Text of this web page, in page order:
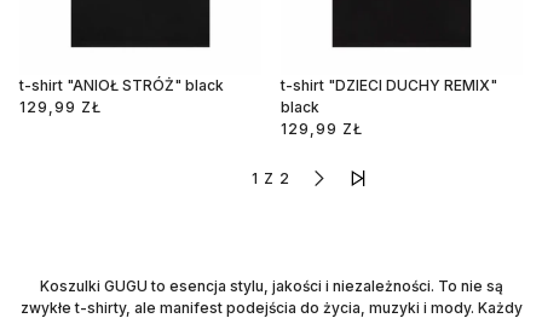
t-shirt "ANIOŁ STRÓŻ" black
129,99 ZŁ
t-shirt "DZIECI DUCHY REMIX"
black
129,99 ZŁ
1 Z 2
Koszulki GUGU to esencja stylu, jakości i niezależności. To nie są
zwykłe t-shirty, ale manifest podejścia do życia, muzyki i mody. Każdy